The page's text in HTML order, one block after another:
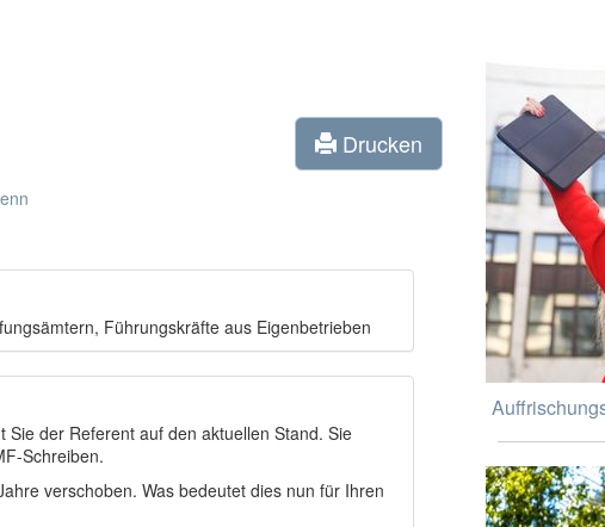
Drucken
Führungskräfte aus Eigenbetrieben
der Referent auf den aktuellen Stand. Sie
Schreiben.
verschoben. Was bedeutet dies nun für Ihren